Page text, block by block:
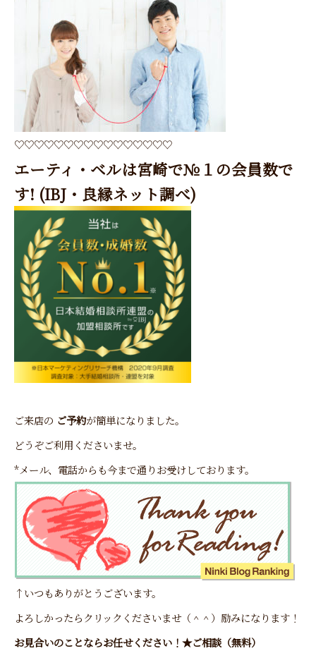
♡♡♡♡♡♡♡♡♡♡♡♡♡♡♡♡
エーティ・ベルは宮崎で№１の会員数で
す! (IBJ・良縁ネット調べ)
ご来店の ご予約が簡単になりました。
どうぞご利用くださいませ。
*メール、電話からも今まで通りお受けしております。
↑いつもありがとうございます。
よろしかったらクリックくださいませ（＾＾）励みになります！
お見合いのことならお任せください！★ご相談（無料）